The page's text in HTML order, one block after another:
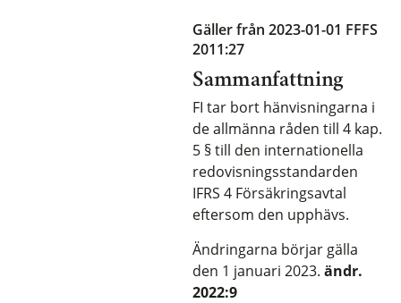
Gäller från 2023-01-01 FFFS
2011:27
Sammanfattning
FI tar bort hänvisningarna i
de allmänna råden till 4 kap.
5 § till den internationella
redovisningsstandarden
IFRS 4 Försäkringsavtal
eftersom den upphävs.
Ändringarna börjar gälla
den 1 januari 2023.ändr.
2022:9